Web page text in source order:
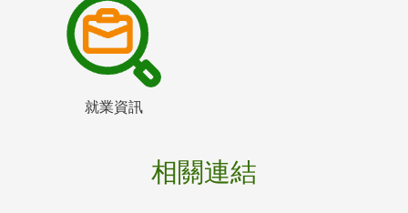
就業資訊
相關連結